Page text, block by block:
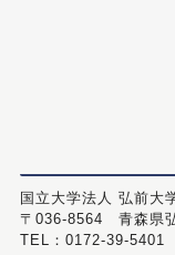
国立大学法人 弘前大
〒036-8564 青森県
TEL：0172-39-